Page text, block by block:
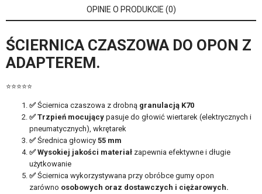
OPINIE O PRODUKCIE (0)
ŚCIERNICA CZASZOWA DO OPON Z
ADAPTEREM.
⭐⭐⭐⭐⭐
✅ Ściernica czaszowa z drobną granulacją K70
✅ Trzpień mocujący pasuje do głowić wiertarek (elektrycznych i
pneumatycznych), wkrętarek
✅ Średnica głowicy 55 mm
✅ Wysokiej jakości materiał zapewnia efektywne i długie
użytkowanie
✅ Ściernica wykorzystywana przy obróbce gumy opon
zarówno osobowych oraz dostawczych i ciężarowych.